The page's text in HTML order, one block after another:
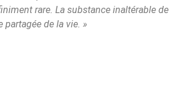
rare. La substance inaltérable de
partagée de la vie. »